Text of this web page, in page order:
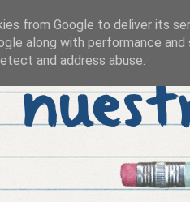
from Google to deliver its
along with performance
and address abuse.